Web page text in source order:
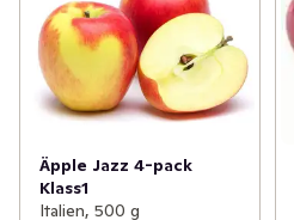
Äpple Jazz 4-pack
Klass1
Italien, 500 g